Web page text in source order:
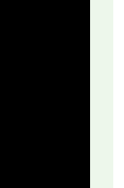
から↓